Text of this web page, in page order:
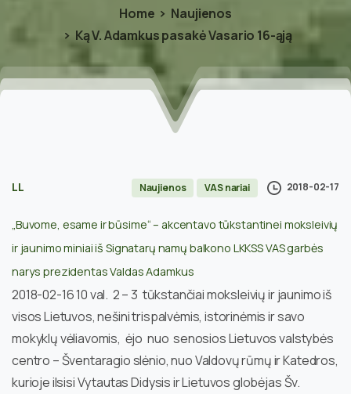
Home
Naujienos
Ką V. Adamkus pasakė Vasario 16-ąją
LL Naujienos VAS nariai 2018-02-17
„Buvome, esame ir būsime“ – akcentavo tūkstantinei moksleivių
ir jaunimo miniai iš Signatarų namų balkono LKKSS VAS garbės
narys prezidentas Valdas Adamkus
2018-02-16 10 val. 2 – 3 tūkstančiai moksleivių ir jaunimo iš
visos Lietuvos, nešini trispalvėmis, istorinėmis ir savo
mokyklų vėliavomis, ėjo nuo senosios Lietuvos valstybės
centro – Šventaragio slėnio, nuo Valdovų rūmų ir Katedros,
kurioje ilsisi Vytautas Didysis ir Lietuvos globėjas Šv.